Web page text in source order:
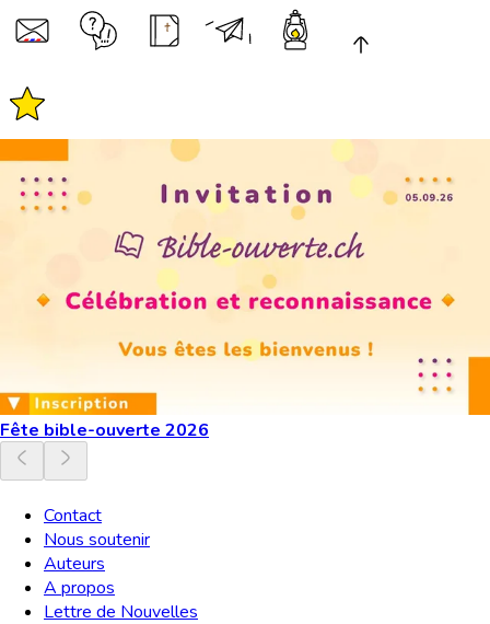
Fête bible-ouverte 2026
Contact
Nous soutenir
Auteurs
A propos
Lettre de Nouvelles